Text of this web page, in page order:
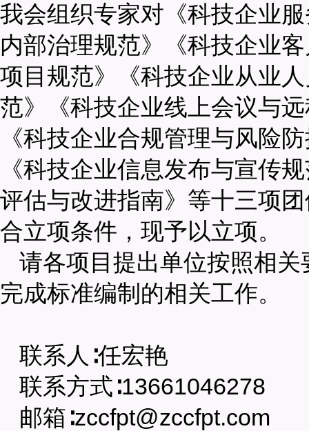
我会组织专家对《科技企业
内部治理规范》《科技企业
项目规范》《科技企业从业
范》《科技企业线上会议与
《科技企业合规管理与风险
《科技企业信息发布与宣传
评估与改进指南》等十三项
合立项条件，现予以立项。
请各项目提出单位按照相
完成标准编制的相关工作。
联系人∶任宏艳
联系方式∶13661046278
邮箱∶zccfpt@zccfpt.com